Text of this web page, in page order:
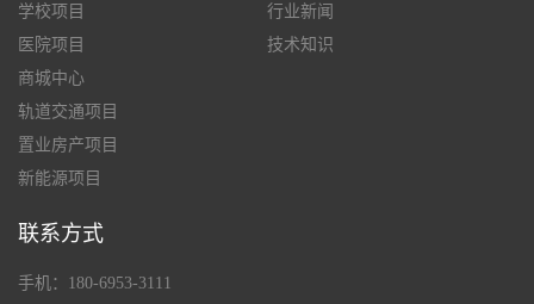
学校项目
医院项目
商城中心
轨道交通项目
置业房产项目
新能源项目
行业新闻
技术知识
联系方式
手机：180-6953-3111